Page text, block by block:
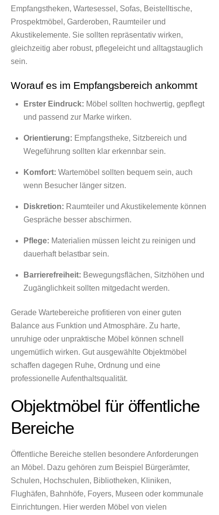
Empfangstheken, Wartesessel, Sofas, Beistelltische,
Prospektmöbel, Garderoben, Raumteiler und
Akustikelemente. Sie sollten repräsentativ wirken,
gleichzeitig aber robust, pflegeleicht und alltagstauglich
sein.
Worauf es im Empfangsbereich ankommt
Erster Eindruck: Möbel sollten hochwertig, gepflegt
und passend zur Marke wirken.
Orientierung: Empfangstheke, Sitzbereich und
Wegeführung sollten klar erkennbar sein.
Komfort: Wartemöbel sollten bequem sein, auch
wenn Besucher länger sitzen.
Diskretion: Raumteiler und Akustikelemente können
Gespräche besser abschirmen.
Pflege: Materialien müssen leicht zu reinigen und
dauerhaft belastbar sein.
Barrierefreiheit: Bewegungsflächen, Sitzhöhen und
Zugänglichkeit sollten mitgedacht werden.
Gerade Wartebereiche profitieren von einer guten
Balance aus Funktion und Atmosphäre. Zu harte,
unruhige oder unpraktische Möbel können schnell
ungemütlich wirken. Gut ausgewählte Objektmöbel
schaffen dagegen Ruhe, Ordnung und eine
professionelle Aufenthaltsqualität.
Objektmöbel für öffentliche
Bereiche
Öffentliche Bereiche stellen besondere Anforderungen
an Möbel. Dazu gehören zum Beispiel Bürgerämter,
Schulen, Hochschulen, Bibliotheken, Kliniken,
Flughäfen, Bahnhöfe, Foyers, Museen oder kommunale
Einrichtungen. Hier werden Möbel von vielen